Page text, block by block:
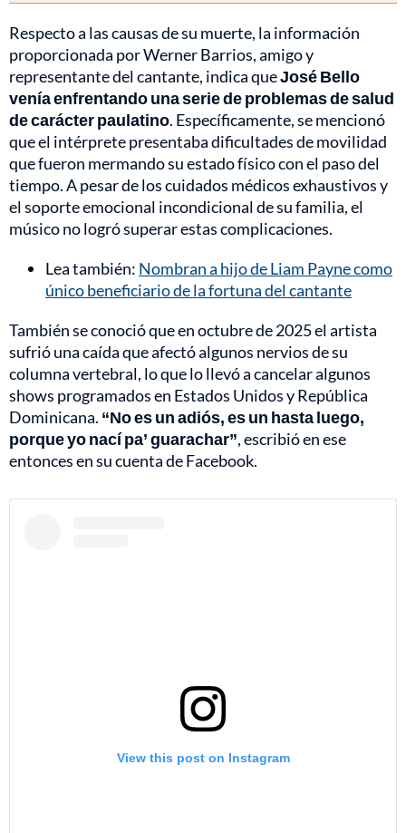
Respecto a las causas de su muerte, la información
proporcionada por Werner Barrios, amigo y
representante del cantante, indica queJosé Bello
venía enfrentando una serie de problemas de salud
de carácter paulatino. Específicamente, se mencionó
que el intérprete presentaba dificultades de movilidad
que fueron mermando su estado físico con el paso del
tiempo. A pesar de los cuidados médicos exhaustivos y
el soporte emocional incondicional de su familia, el
músico no logró superar estas complicaciones.
Lea también: Nombran a hijo de Liam Payne como
único beneficiario de la fortuna del cantante
También se conoció que en octubre de 2025 el artista
sufrió una caída que afectó algunos nervios de su
columna vertebral, lo que lo llevó a cancelar algunos
shows programados en Estados Unidos y República
Dominicana. “No es un adiós, es un hasta luego,
porque yo nací pa’ guarachar”, escribió en ese
entonces en su cuenta de Facebook.
View this post on Instagram